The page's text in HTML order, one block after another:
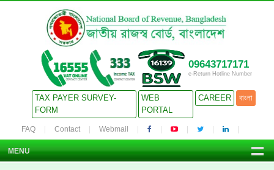
09643717171
e-Return Hotline Number
TAX PAYER SURVEY-
FORM
WEB
PORTAL
CAREER বাংলা
FAQ Contact Webmail
MENU